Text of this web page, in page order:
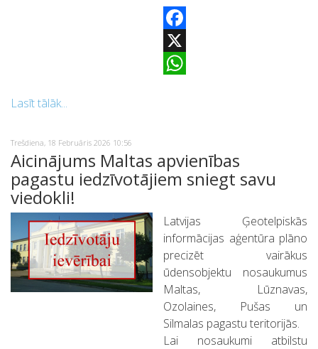
Facebook
X
Lasīt tālāk...
Trešdiena, 18 Februāris 2026 10:56
Aicinājums Maltas apvienības
pagastu iedzīvotājiem sniegt savu
viedokli!
Latvijas Ģeotelpiskās
informācijas aģentūra plāno
precizēt vairākus
ūdensobjektu nosaukumus
Maltas, Lūznavas,
Ozolaines, Pušas un
Silmalas pagastu teritorijās.
Lai nosaukumi atbilstu